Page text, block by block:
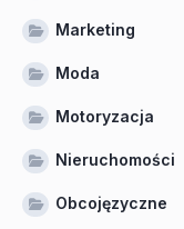
Marketing
Moda
Motoryzacja
Nieruchomości
Obcojęzyczne